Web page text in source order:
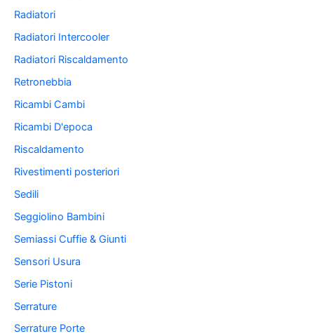
Radiatori
Radiatori Intercooler
Radiatori Riscaldamento
Retronebbia
Ricambi Cambi
Ricambi D'epoca
Riscaldamento
Rivestimenti posteriori
Sedili
Seggiolino Bambini
Semiassi Cuffie & Giunti
Sensori Usura
Serie Pistoni
Serrature
Serrature Porte